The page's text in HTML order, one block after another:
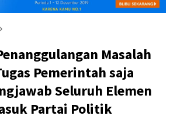
Masalah
Pemerintah saja
Seluruh Elemen
Partai Politik